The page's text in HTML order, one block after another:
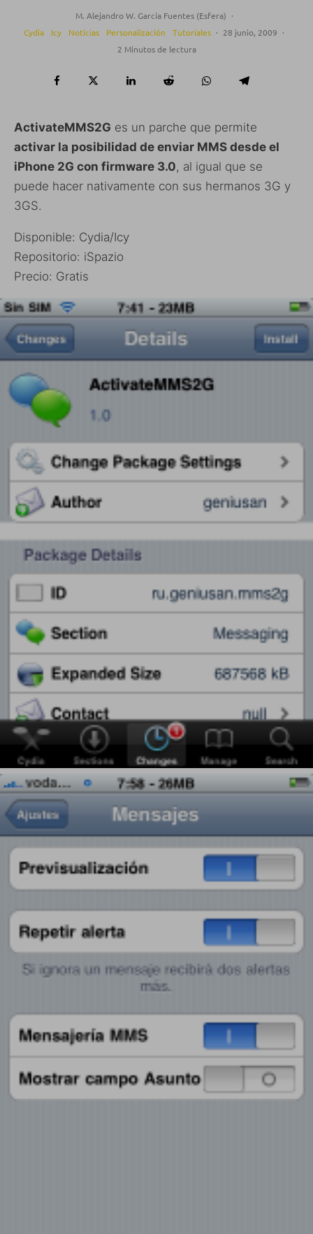
M. Alejandro W. García Fuentes (Esfera) ·
Cydia
Icy Noticias Personalización Tutoriales · 28 junio, 2009 ·
2 Minutos de lectura
ActivateMMS2G es un parche que permite
activar la posibilidad de enviar MMS desde el
iPhone 2G con firmware 3.0, al igual que se
puede hacer nativamente con sus hermanos 3G y
3GS.
Disponible: Cydia/Icy
Repositorio: iSpazio
Precio: Gratis